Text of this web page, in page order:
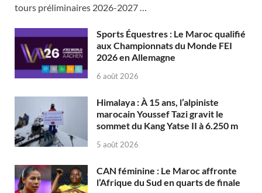
tours préliminaires 2026-2027 …
Sports Équestres : Le Maroc qualifié
aux Championnats du Monde FEI
2026 en Allemagne
6 août 2026
Himalaya : À 15 ans, l’alpiniste
marocain Youssef Tazi gravit le
sommet du Kang Yatse II à 6.250 m
5 août 2026
CAN féminine : Le Maroc affronte
l’Afrique du Sud en quarts de finale